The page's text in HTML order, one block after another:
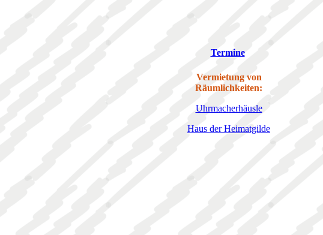
Termine
Vermietung von
Räumlichkeiten:
Uhrmacherhäusle
Haus der Heimatgilde